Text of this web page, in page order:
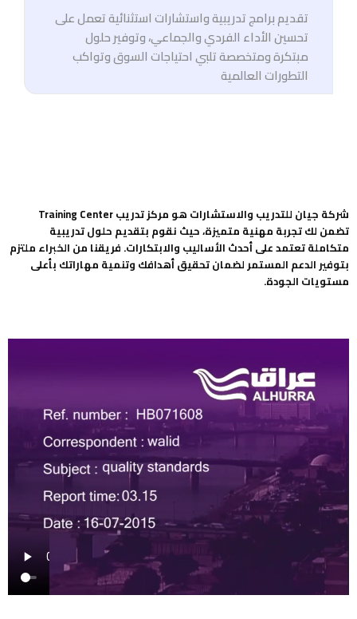
تقديم برامج تدريبية واستشارات استثنائية تعمل على
تحسين الأداء الفردي والجماعي، وتوفير حلول
مبتكرة ومتخصصة تلبي احتياجات السوق وتواكب
التطورات العالمية
شركة جيان للتدريب والاستشارات هو مركز تدريب Training Center
تضمن لك تجربة مهنية متميزة، حيث نقوم بتقديم حلول تدريبية
متكاملة تعتمد على أحدث الأساليب والابتكارات. فريقنا من الخبراء ملتزم
بتوفير الدعم المستمر لضمان تحقيق أهدافك وتنمية مهاراتك بأعلى
مستويات الجودة.